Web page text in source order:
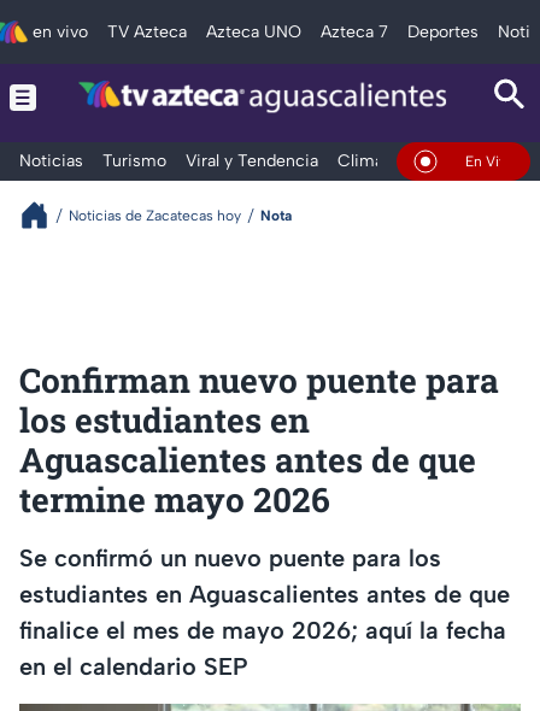
en vivo TV Azteca Azteca UNO Azteca 7 Deportes
Noticias Turismo Viral y Tendencia Clima DeportesEn Vivo
Noticias de Zacatecas hoy Nota
Confirman nuevo puente para
los estudiantes en
Aguascalientes antes de que
termine mayo 2026
Se confirmó un nuevo puente para los
estudiantes en Aguascalientes antes de que
finalice el mes de mayo 2026; aquí la fecha
en el calendario SEP